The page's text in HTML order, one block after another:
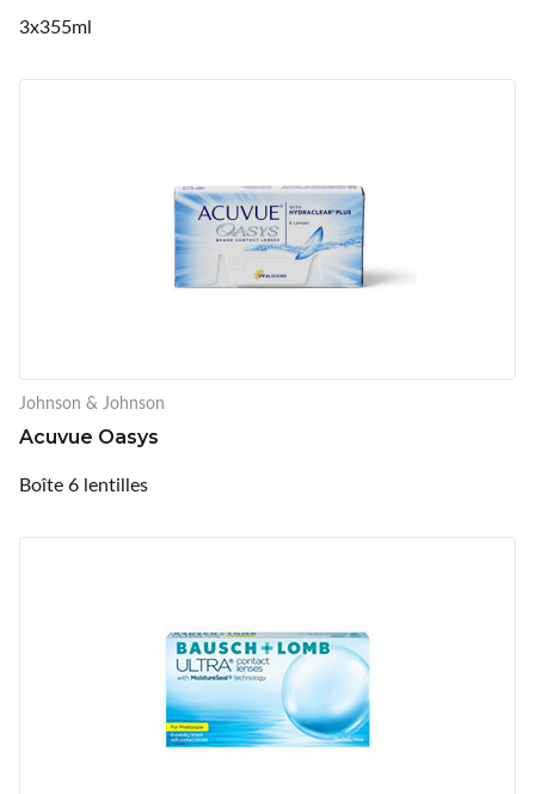
3x355ml
Johnson & Johnson
Acuvue Oasys
Boîte 6 lentilles